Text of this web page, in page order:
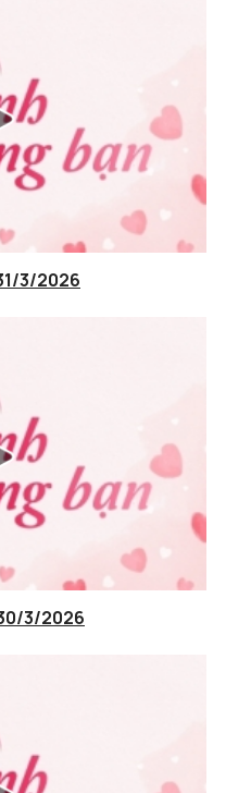
3/2026
3/2026